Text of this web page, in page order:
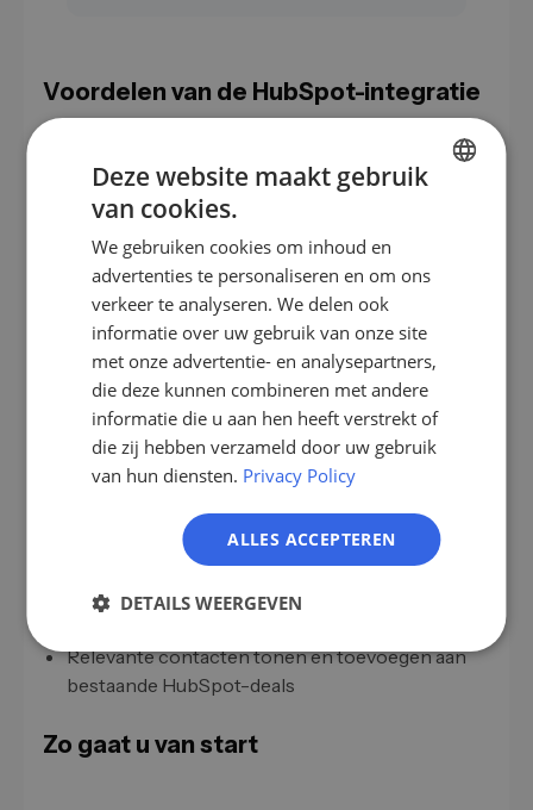
Voordelen van de HubSpot-integratie
Door uw CRM met LeadScraper te integreren kunt
Bedrijven identificeren die uw website bezoeken
en al in uw CRM aanwezig zijn
Zoekresultaten automatisch of handmatig vanuit
LeadScraper naar HubSpot sturen
Nieuwe bedrijven in HubSpot aanmaken met
LeadScraper-gegevens
Nieuwe taken of deals voor verbonden bedrijven
direct vanuit LeadScraper aanmaken
Bedrijven die al in het CRM aanwezig zijn in feeds
Feeds filteren op dealstatus, salesmedewerker
en andere criteria
E-mail- of Slack-meldingen naar de
Relevante contacten tonen en toevoegen aan
bestaande HubSpot-deals
Zo gaat u van start
FR
IT
NL
PL
Deze website maakt gebruik
van cookies.
We gebruiken cookies om inhoud en
advertenties te personaliseren en om ons
verkeer te analyseren. We delen ook
informatie over uw gebruik van onze site
met onze advertentie- en analysepartners,
die deze kunnen combineren met andere
informatie die u aan hen heeft verstrekt of
die zij hebben verzameld door uw gebruik
van hun diensten. Privacy Policy
ALLES ACCEPTEREN
DETAILS WEERGEVEN